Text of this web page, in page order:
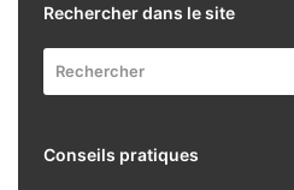
Rechercher dans le site
Conseils pratiques